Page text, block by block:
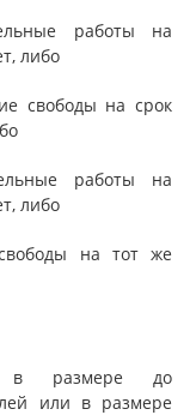
работы на
либо
свободы на срок
работы на
либо
на тот же
размере до
или в размере